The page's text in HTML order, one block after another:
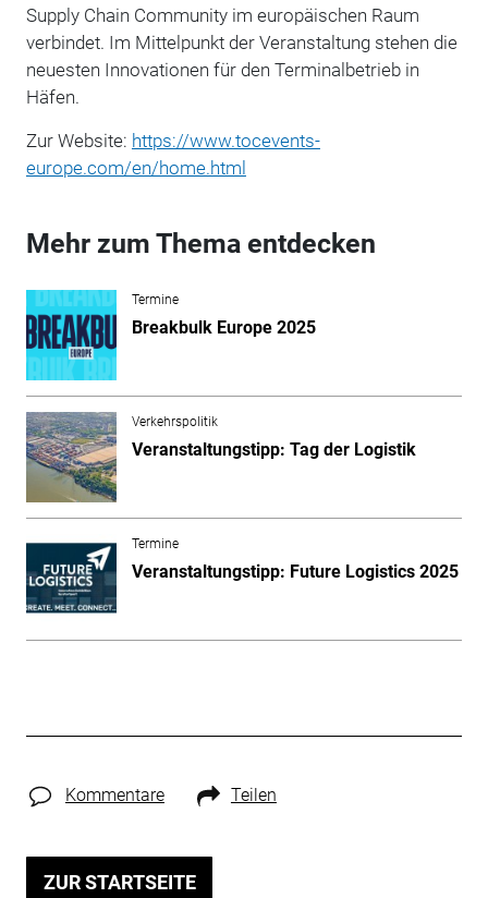
Supply Chain Community im europäischen Raum
verbindet. Im Mittelpunkt der Veranstaltung stehen die
neuesten Innovationen für den Terminalbetrieb in
Häfen.
Zur Website: https://www.tocevents-
europe.com/en/home.html
Mehr zum Thema entdecken
Termine
Breakbulk Europe 2025
Verkehrspolitik
Veranstaltungstipp: Tag der Logistik
Termine
Veranstaltungstipp: Future Logistics 2025
Kommentare Teilen
ZUR STARTSEITE